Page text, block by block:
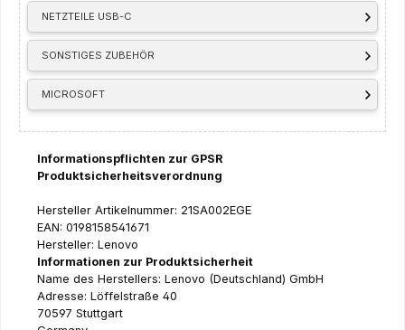
NETZTEILE USB-C
SONSTIGES ZUBEHÖR
MICROSOFT
Informationspflichten zur GPSR
Produktsicherheitsverordnung
Hersteller Artikelnummer: 21SA002EGE
EAN: 0198158541671
Hersteller: Lenovo
Informationen zur Produktsicherheit
Name des Herstellers: Lenovo (Deutschland) GmbH
Adresse: Löffelstraße 40
70597 Stuttgart